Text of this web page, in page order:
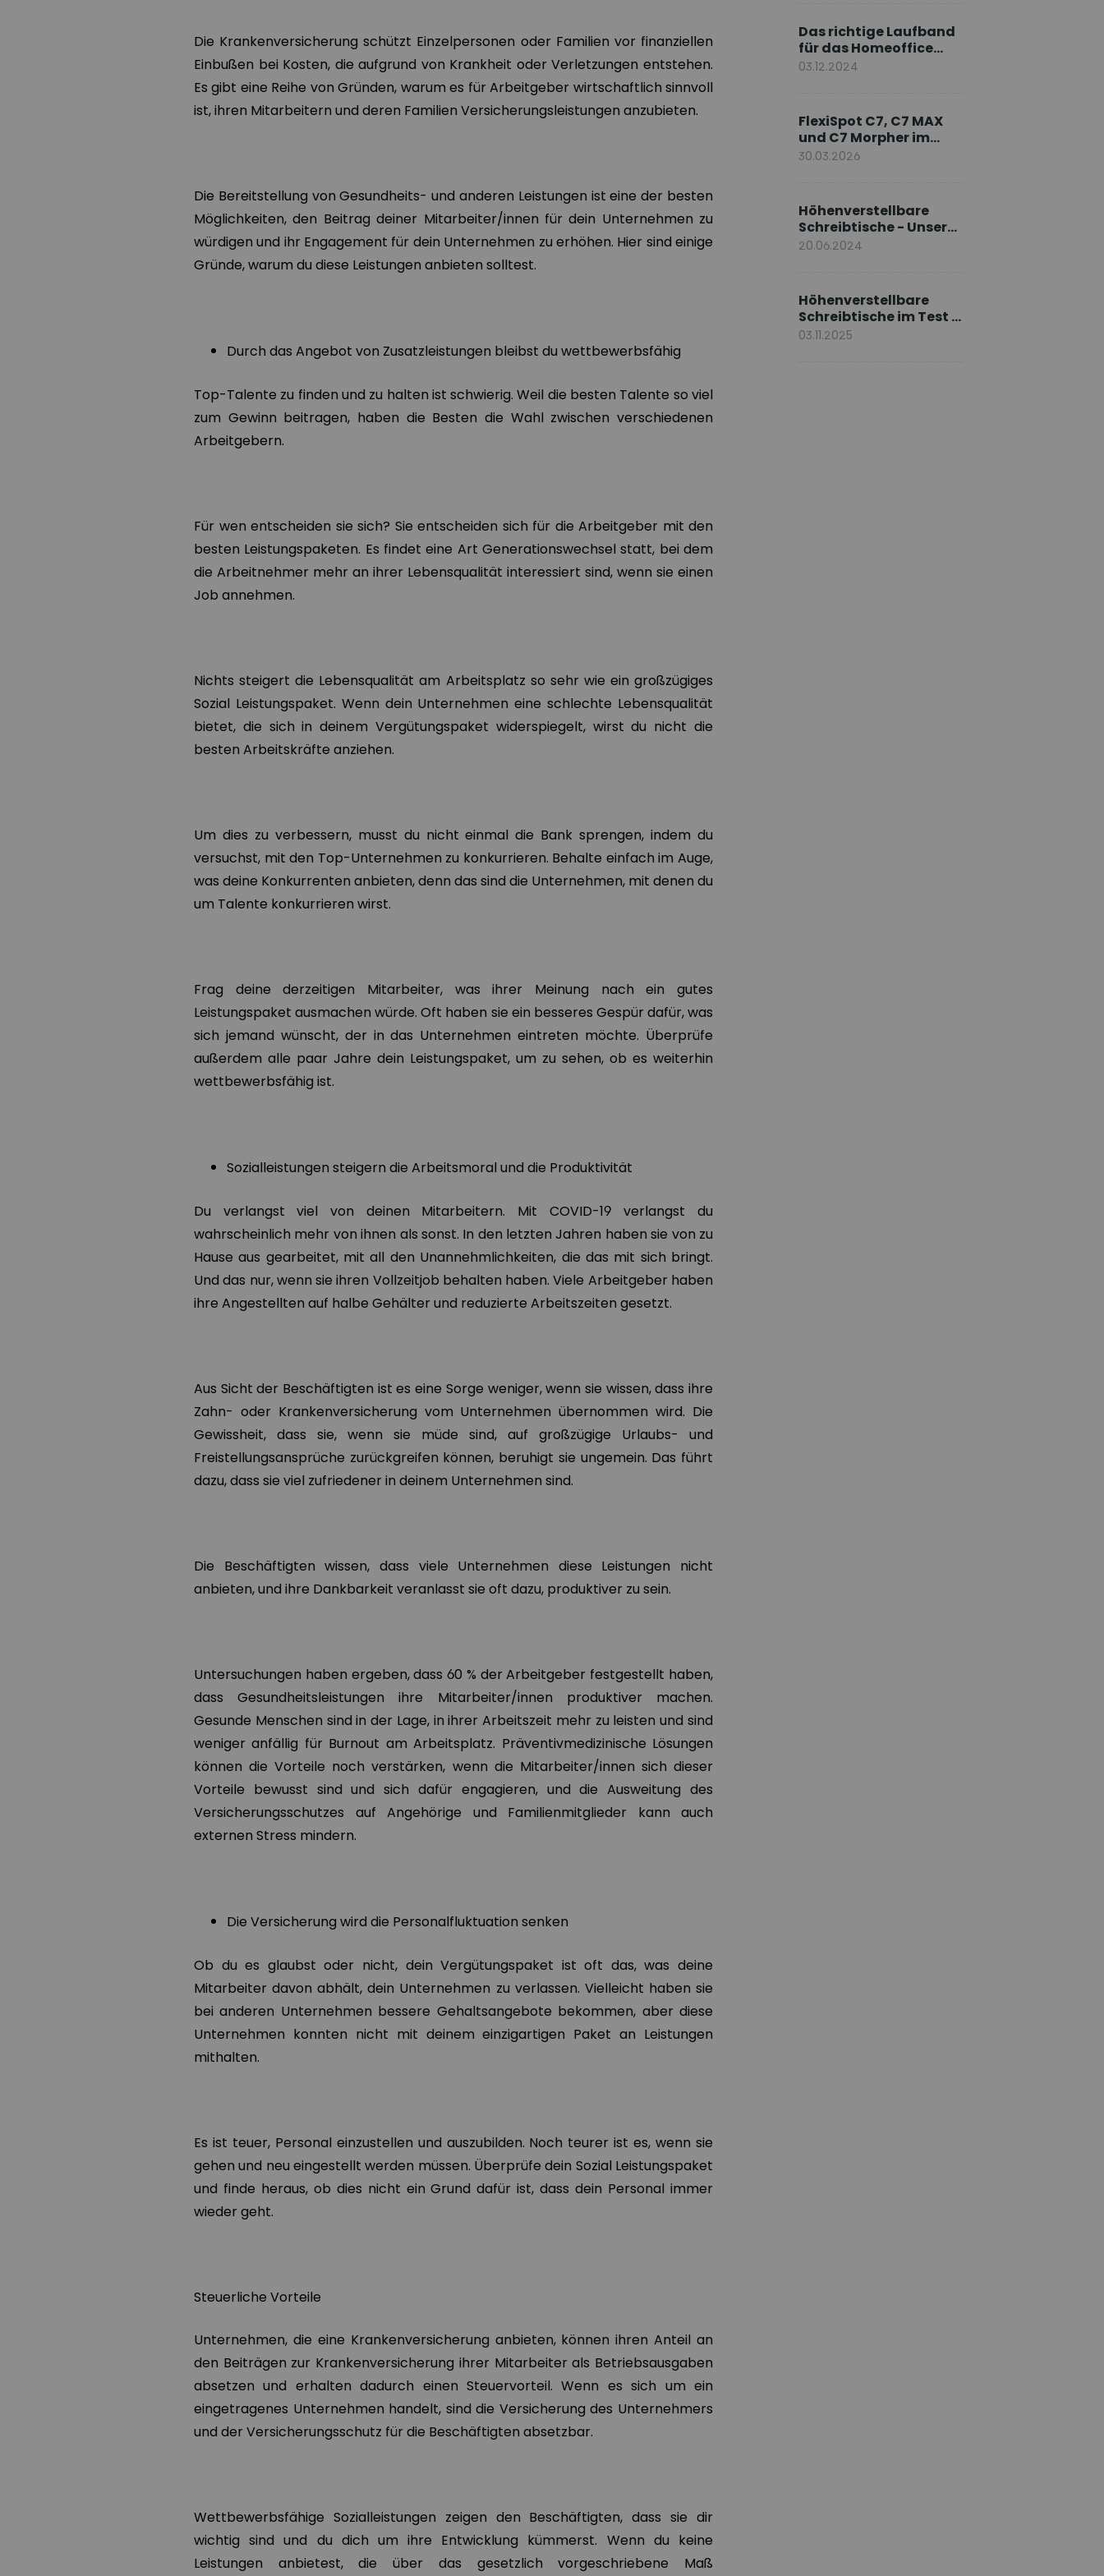
Die Krankenversicherung schützt Einzelpersonen oder Familien vor finanziellen
Einbußen bei Kosten, die aufgrund von Krankheit oder Verletzungen entstehen.
Es gibt eine Reihe von Gründen, warum es für Arbeitgeber wirtschaftlich sinnvoll
ist, ihren Mitarbeitern und deren Familien Versicherungsleistungen anzubieten.
Die Bereitstellung von Gesundheits- und anderen Leistungen ist eine der besten
Möglichkeiten, den Beitrag deiner Mitarbeiter/innen für dein Unternehmen zu
würdigen und ihr Engagement für dein Unternehmen zu erhöhen. Hier sind einige
Gründe, warum du diese Leistungen anbieten solltest.
Durch das Angebot von Zusatzleistungen bleibst du wettbewerbsfähig
Top-Talente zu finden und zu halten ist schwierig. Weil die besten Talente so viel
zum Gewinn beitragen, haben die Besten die Wahl zwischen verschiedenen
Arbeitgebern.
Für wen entscheiden sie sich? Sie entscheiden sich für die Arbeitgeber mit den
besten Leistungspaketen. Es findet eine Art Generationswechsel statt, bei dem
die Arbeitnehmer mehr an ihrer Lebensqualität interessiert sind, wenn sie einen
Job annehmen.
Nichts steigert die Lebensqualität am Arbeitsplatz so sehr wie ein großzügiges
Sozial Leistungspaket. Wenn dein Unternehmen eine schlechte Lebensqualität
bietet, die sich in deinem Vergütungspaket widerspiegelt, wirst du nicht die
besten Arbeitskräfte anziehen.
Um dies zu verbessern, musst du nicht einmal die Bank sprengen, indem du
versuchst, mit den Top-Unternehmen zu konkurrieren. Behalte einfach im Auge,
was deine Konkurrenten anbieten, denn das sind die Unternehmen, mit denen du
um Talente konkurrieren wirst.
Frag deine derzeitigen Mitarbeiter, was ihrer Meinung nach ein gutes
Leistungspaket ausmachen würde. Oft haben sie ein besseres Gespür dafür, was
sich jemand wünscht, der in das Unternehmen eintreten möchte. Überprüfe
außerdem alle paar Jahre dein Leistungspaket, um zu sehen, ob es weiterhin
wettbewerbsfähig ist.
Sozialleistungen steigern die Arbeitsmoral und die Produktivität
Du verlangst viel von deinen Mitarbeitern. Mit COVID-19 verlangst du
wahrscheinlich mehr von ihnen als sonst. In den letzten Jahren haben sie von zu
Hause aus gearbeitet, mit all den Unannehmlichkeiten, die das mit sich bringt.
Und das nur, wenn sie ihren Vollzeitjob behalten haben. Viele Arbeitgeber haben
ihre Angestellten auf halbe Gehälter und reduzierte Arbeitszeiten gesetzt.
Aus Sicht der Beschäftigten ist es eine Sorge weniger, wenn sie wissen, dass ihre
Zahn- oder Krankenversicherung vom Unternehmen übernommen wird. Die
Gewissheit, dass sie, wenn sie müde sind, auf großzügige Urlaubs- und
Freistellungsansprüche zurückgreifen können, beruhigt sie ungemein. Das führt
dazu, dass sie viel zufriedener in deinem Unternehmen sind.
Die Beschäftigten wissen, dass viele Unternehmen diese Leistungen nicht
anbieten, und ihre Dankbarkeit veranlasst sie oft dazu, produktiver zu sein.
Untersuchungen haben ergeben, dass 60 % der Arbeitgeber festgestellt haben,
dass Gesundheitsleistungen ihre Mitarbeiter/innen produktiver machen.
Gesunde Menschen sind in der Lage, in ihrer Arbeitszeit mehr zu leisten und sind
weniger anfällig für Burnout am Arbeitsplatz. Präventivmedizinische Lösungen
können die Vorteile noch verstärken, wenn die Mitarbeiter/innen sich dieser
Vorteile bewusst sind und sich dafür engagieren, und die Ausweitung des
Versicherungsschutzes auf Angehörige und Familienmitglieder kann auch
externen Stress mindern.
Die Versicherung wird die Personalfluktuation senken
Ob du es glaubst oder nicht, dein Vergütungspaket ist oft das, was deine
Mitarbeiter davon abhält, dein Unternehmen zu verlassen. Vielleicht haben sie
bei anderen Unternehmen bessere Gehaltsangebote bekommen, aber diese
Unternehmen konnten nicht mit deinem einzigartigen Paket an Leistungen
mithalten.
Es ist teuer, Personal einzustellen und auszubilden. Noch teurer ist es, wenn sie
gehen und neu eingestellt werden müssen. Überprüfe dein Sozial Leistungspaket
und finde heraus, ob dies nicht ein Grund dafür ist, dass dein Personal immer
wieder geht.
Steuerliche Vorteile
Unternehmen, die eine Krankenversicherung anbieten, können ihren Anteil an
den Beiträgen zur Krankenversicherung ihrer Mitarbeiter als Betriebsausgaben
absetzen und erhalten dadurch einen Steuervorteil. Wenn es sich um ein
eingetragenes Unternehmen handelt, sind die Versicherung des Unternehmers
und der Versicherungsschutz für die Beschäftigten absetzbar.
Wettbewerbsfähige Sozialleistungen zeigen den Beschäftigten, dass sie dir
wichtig sind und du dich um ihre Entwicklung kümmerst. Wenn du keine
Leistungen anbietest, die über das gesetzlich vorgeschriebene Maß
Das richtige Laufband
für das Homeoffice
wählen
03.12.2024
FlexiSpot C7, C7 MAX
und C7 Morpher im
Vergleich: Welches
30.03.2026
Höhenverstellbare
Schreibtische - Unsere
E7-Serie
20.06.2024
Höhenverstellbare
Schreibtische im Test –
Die besten Standing
03.11.2025